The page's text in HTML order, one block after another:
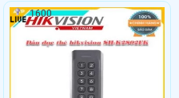
thích hơp cho các dòng trung tâm
báo động,...
1600